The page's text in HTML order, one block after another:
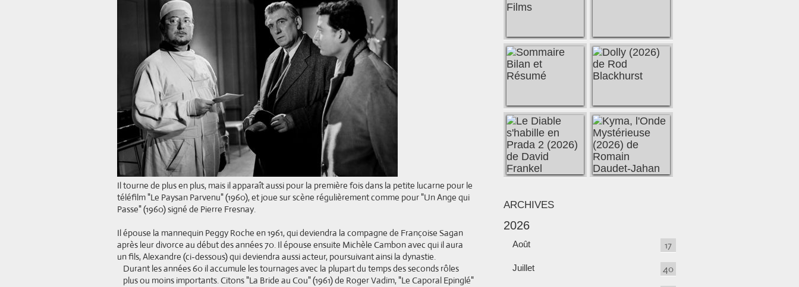
Il tourne de plus en plus, mais il apparaît aussi pour la première fois dans la petite lucarne pour le
téléfilm "Le Paysan Parvenu" (1960), et joue sur scène régulièrement comme pour "Un Ange qui
Passe" (1960) signé de Pierre Fresnay.
Il épouse la mannequin Peggy Roche en 1961, qui deviendra la compagne de Françoise Sagan
après leur divorce au début des années 70. Il épouse ensuite Michèle Cambon avec qui il aura
un fils, Alexandre (ci-dessous) qui deviendra aussi acteur, poursuivant ainsi la dynastie.
Durant les années 60 il accumule les tournages avec la plupart du temps des seconds rôles
plus ou moins importants. Citons "La Bride au Cou" (1961) de Roger Vadim, "Le Caporal Epinglé"
ARCHIVES
2026
Août 17
Juillet 40